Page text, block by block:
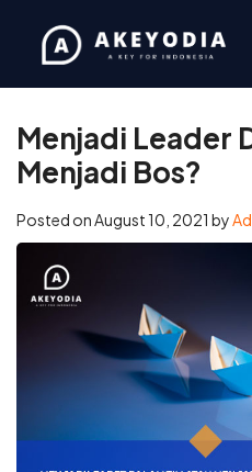
Menjadi Leader
Menjadi Bos?
Posted onAugust 10, 2021 by